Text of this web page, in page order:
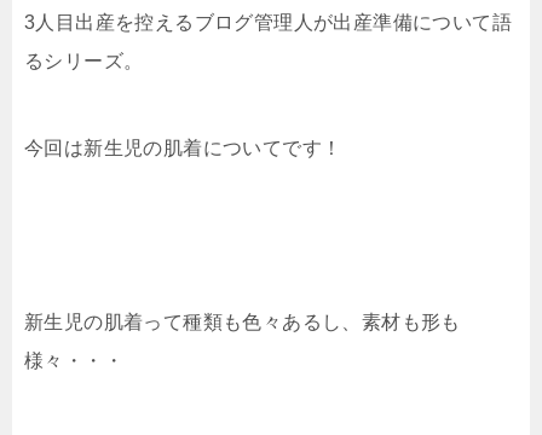
3人目出産を控えるブログ管理人が出産準備について語
るシリーズ。
今回は新生児の肌着についてです！
新生児の肌着って種類も色々あるし、素材も形も
様々・・・